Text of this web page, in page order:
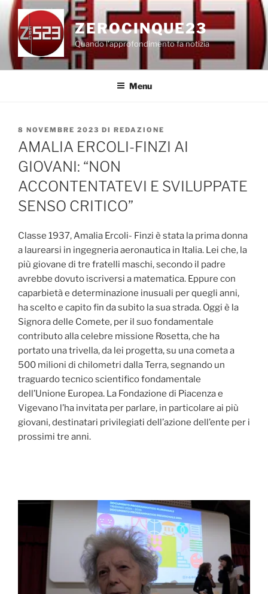
Salta
contenuto
ZEROCINQUE23
Quando l'approfondimento fa notizia
Menu
PUBBLICATO
IL
8 NOVEMBRE 2023 DI REDAZIONE
AMALIA ERCOLI-FINZI AI
GIOVANI: “NON
ACCONTENTATEVI E SVILUPPATE
SENSO CRITICO”
Classe 1937, Amalia Ercoli- Finzi è stata la prima donna
a laurearsi in ingegneria aeronautica in Italia. Lei che, la
più giovane di tre fratelli maschi, secondo il padre
avrebbe dovuto iscriversi a matematica. Eppure con
caparbietà e determinazione inusuali per quegli anni,
ha scelto e capito fin da subito la sua strada. Oggi è la
Signora delle Comete, per il suo fondamentale
contributo alla celebre missione Rosetta, che ha
portato una trivella, da lei progetta, su una cometa a
500 milioni di chilometri dalla Terra, segnando un
traguardo tecnico scientifico fondamentale
dell’Unione Europea. La Fondazione di Piacenza e
Vigevano l’ha invitata per parlare, in particolare ai più
giovani, destinatari privilegiati dell’azione dell’ente per i
prossimi tre anni.